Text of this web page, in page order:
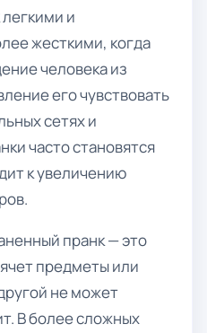
и
жесткими, когда
человека из
его чувствовать
сетях и
часто становятся
к увеличению
пранк — это
предметы или
не может
В более сложных